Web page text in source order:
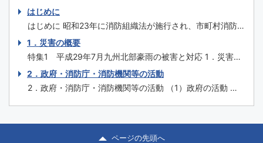
（一式） はじめに 特集1 平成29年7月九州北部豪雨の被
害と対応 特集2 糸魚川市大規模火災を踏まえた今後の消
防のあり方 特集3 埼玉県三芳町倉庫火災を踏まえた対
応 特集4 消防の...
はじめに
はじめに 昭和23年に消防組織法が施行され、市町村消防
を原則とする我が国の自治体消防制度が誕生してから、平
成30年３月には70年を迎えます。この間、関係者の努力
の積重ねにより消防制度や施策、消防防災施設等の充実強
化が図られ、火災予防・消火、救急、救助はもとより、自
然災害への対応や国民保護まで広範囲に...
1．災害の概要
特集1 平成29年7月九州北部豪雨の被害と対応 1．災害の
概要 （1）気象の状況 平成29年6月30日から7月4日にかけ
て、梅雨前線が北陸地方や東北地方に停滞し、その後ゆっ
くり南下して、7月5日から10日にかけては朝鮮半島付近か
ら西日本に停滞した。 また、7月2日9時に沖縄の南で発生
2．政府・消防庁・消防機関等の活動
2．政府・消防庁・消防機関等の活動 （1）政府の活動 内
総理大臣官邸に情報連絡室を設置した。7月5日17時51分に
福岡県に大雨特別警報が発表され、予想されるその後の気
ページの先頭へ